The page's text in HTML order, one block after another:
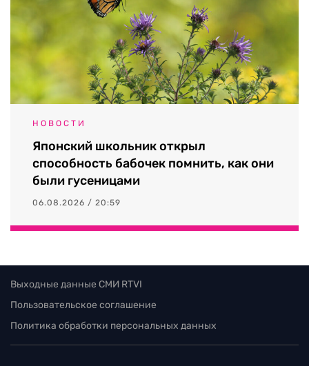
НОВОСТИ
Японский школьник открыл
способность бабочек помнить, как они
были гусеницами
06.08.2026 / 20:59
Выходные данные СМИ RTVI
Пользовательское соглашение
Политика обработки персональных данных